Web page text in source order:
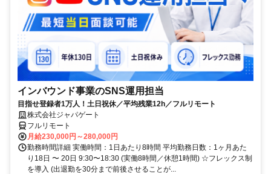
インバウンド事業のSNS運用担当
目指せ登録者1万人！土日祝休／平均残業12h／フルリモート
株式会社ジャパゲート
フルリモート
月給230,000円～280,000円
勤務時間詳細 実働時間：1日あたり8時間 平均勤務日数：1ヶ月あた
り18日 〜 20日 9:30〜18:30 (実働8時間／休憩1時間) ☆フレックス制
を導入 (出退勤を30分まで前後させることが...